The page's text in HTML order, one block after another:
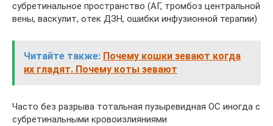
субретинальное пространство (АГ, тромбоз центральной
вены, васкулит, отек ДЗН, ошибки инфузионной терапии)
Читайте также: Почему кошки зевают когда
их гладят. Почему коты зевают
Часто без разрыва тотальная пузыревидная ОС иногда с
субретинальными кровоизлияниями